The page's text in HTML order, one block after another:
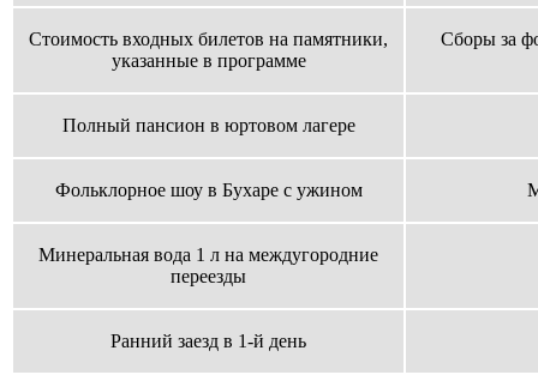
Стоимость входных билетов на памятники,
указанные в программе
Cборы за
Полный пансион в юртовом лагере
Фольклорное шоу в Бухаре с ужином
Минеральная вода 1 л на междугородние
переезды
Ранний заезд в 1-й день